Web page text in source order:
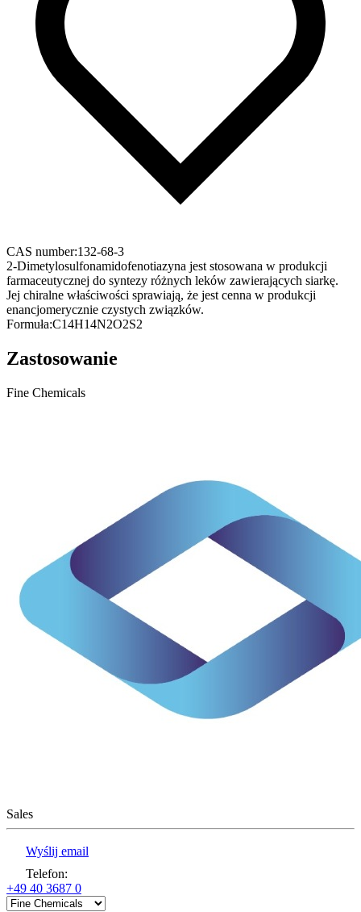
CAS number:132-68-3
2-Dimetylosulfonamidofenotiazyna jest stosowana w produkcji
farmaceutycznej do syntezy różnych leków zawierających siarkę.
Jej chiralne właściwości sprawiają, że jest cenna w produkcji
enancjomerycznie czystych związków.
Formuła:C14H14N2O2S2
Zastosowanie
Fine Chemicals
Sales
Wyślij email
Telefon:
+49 40 3687 0